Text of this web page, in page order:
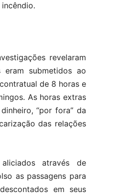
revelaram
eram submetidos ao
de 8 horas e
As horas extras
“por fora” da
das relações
através de
as passagens para
em seus